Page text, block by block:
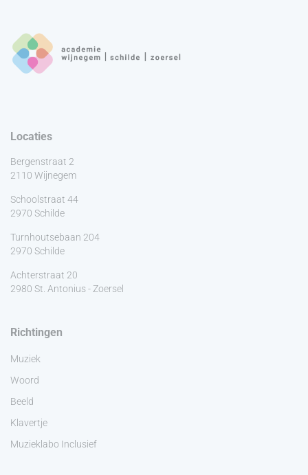
Locaties
Bergenstraat 2
2110 Wijnegem
Schoolstraat 44
2970 Schilde
Turnhoutsebaan 204
2970 Schilde
Achterstraat 20
2980 St. Antonius - Zoersel
Richtingen
Muziek
Woord
Beeld
Klavertje
Muzieklabo Inclusief